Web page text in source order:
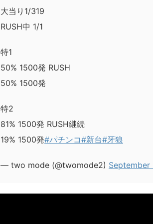
大当り1/319
RUSH中 1/1
特1
50% 1500発 RUSH
50% 1500発
特2
81% 1500発 RUSH継続
19% 1500発#パチンコ#新台#牙狼
— two mode (@twomode2)